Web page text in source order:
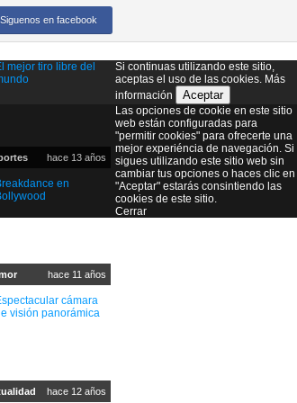
Siguenos en facebook
hace 13 años
hace 11 años
hace 12 años
Si continuas utilizando este sitio,
aceptas el uso de las cookies. Más
información
Aceptar
Las opciones de cookie en este sitio
web están configuradas para
"permitir cookies" para ofrecerte una
mejor experiéncia de navegación. Si
sigues utilizando este sitio web sin
cambiar tus opciones o haces clic en
"Aceptar" estarás consintiendo las
cookies de este sitio.
Cerrar